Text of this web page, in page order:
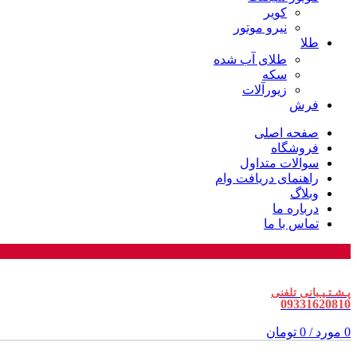
کویر
نیرو موتور
طلا
طلای آب شده
سکه
زیورآلات
فرش
صفحه اصلی
فروشگاه
سوالات متداول
راهنمای دریافت وام
وبلاگ
درباره ما
تماس با ما
پـشـتـیـبانی تلفنی
09331620810
0 مورد /
0 تومان